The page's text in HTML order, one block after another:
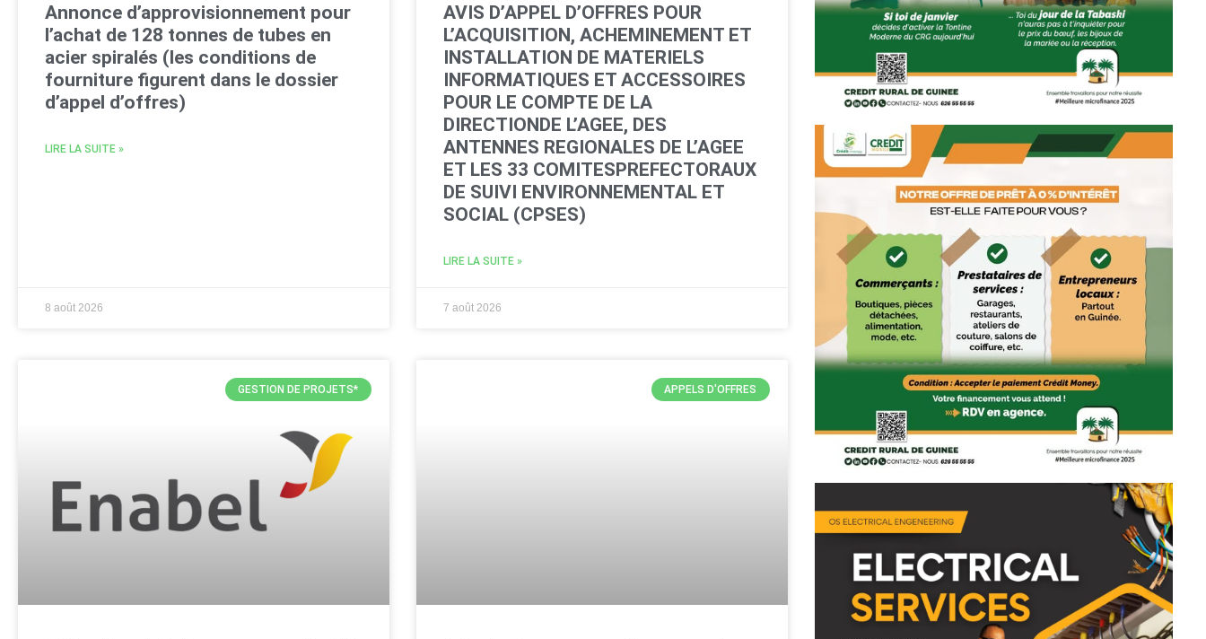
Annonce d’approvisionnement pour
l’achat de 128 tonnes de tubes en
acier spiralés (les conditions de
fourniture figurent dans le dossier
d’appel d’offres)
LIRE LA SUITE »
8 août 2026
AVIS D’APPEL D’OFFRES POUR
L’ACQUISITION, ACHEMINEMENT ET
INSTALLATION DE MATERIELS
INFORMATIQUES ET ACCESSOIRES
POUR LE COMPTE DE LA
DIRECTIONDE L’AGEE, DES
ANTENNES REGIONALES DE L’AGEE
ET LES 33 COMITESPREFECTORAUX
DE SUIVI ENVIRONNEMENTAL ET
SOCIAL (CPSES)
LIRE LA SUITE »
7 août 2026
GESTION DE PROJETS* APPELS D'OFFRES